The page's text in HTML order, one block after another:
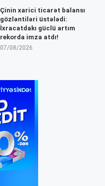
Çinin xarici ticarət balansı
gözləntiləri üstələdi:
İxracatdakı güclü artım
rekorda imza atdı!
07/08/2026